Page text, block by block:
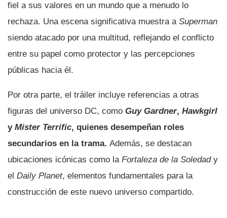
fiel a sus valores en un mundo que a menudo lo
rechaza. Una escena significativa muestra a Superman
siendo atacado por una multitud, reflejando el conflicto
entre su papel como protector y las percepciones
públicas hacia él.
Por otra parte, el tráiler incluye referencias a otras
figuras del universo DC, como Guy Gardner, Hawkgirl
y Mister Terrific, quienes desempeñan roles
secundarios en la trama. Además, se destacan
ubicaciones icónicas como la Fortaleza de la Soledady
el Daily Planet, elementos fundamentales para la
construcción de este nuevo universo compartido.